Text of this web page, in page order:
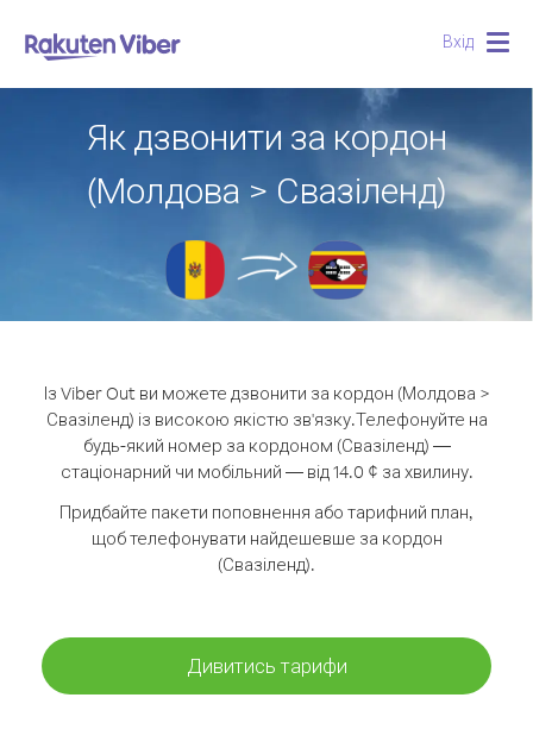
Вхід
Як дзвонити за кордон
(Молдова > Свазіленд)
Із Viber Out ви можете дзвонити за кордон (Молдова >
Свазіленд) із високою якістю зв'язку.Телефонуйте на
будь-який номер за кордоном (Свазіленд) —
стаціонарний чи мобільний — від 14.0 ¢ за хвилину.
Придбайте пакети поповнення або тарифний план,
щоб телефонувати найдешевше за кордон
(Свазіленд).
Дивитись тарифи